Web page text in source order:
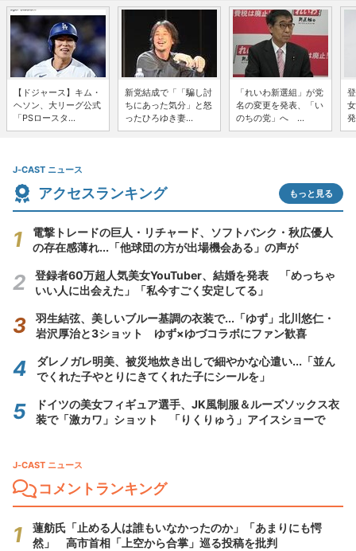
【ドジャース】キム・
ヘソン、大リーグ公式
「PSロースタ...
新党結成で「「騙し討
ちにあった気分」と怒
ったひろゆき妻...
「れいわ新選組」が党
名の変更を発表、「い
のちの党」へ ...
J-CAST ニュース
アクセスランキング もっと見る
電撃トレードの巨人・リチャード、ソフトバンク・秋広優人
の存在感薄れ...「他球団の方が出場機会ある」の声が
登録者60万超人気美女YouTuber、結婚を発表 「めっちゃ
いい人に出会えた」「私今すごく安定してる」
羽生結弦、美しいブルー基調の衣装で...「ゆず」北川悠仁・
岩沢厚治と3ショット ゆず×ゆづコラボにファン歓喜
ダレノガレ明美、被災地炊き出しで細やかな心遣い...「並ん
でくれた子やとりにきてくれた子にシールを」
ドイツの美女フィギュア選手、JK風制服＆ルーズソックス衣
装で「激カワ」ショット 「りくりゅう」アイスショーで
J-CAST ニュース
コメントランキング
蓮舫氏「止める人は誰もいなかったのか」「あまりにも愕
然」 高市首相「上空から合掌」巡る投稿を批判